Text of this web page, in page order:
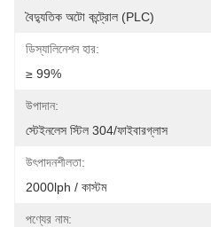
বৈদ্যুতিক অটো কন্ট্রোল (PLC)
ডিস্যালিনেশন হার:
≥ 99%
উপাদান:
স্টেইনলেস স্টিল 304/ফাইবারগ্লাস
উৎপাদনশীলতা:
2000lph / কাস্টম
পণ্যের নাম: